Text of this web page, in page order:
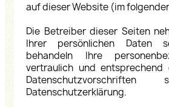
auf dieser Website (im
Die Betreiber dieser Seiten
Ihrer persönlichen Daten
behandeln Ihre
vertraulich und entsprechend
Datenschutzerklärung.